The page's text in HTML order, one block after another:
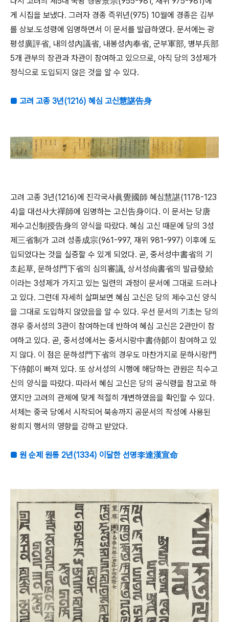
게 시집을 보냈다. 그러자 경종 즉위년(975) 10월에 경종은 김부
를 상보․도성령에 임명하면서 이 문서를 발급하였다. 문서에는 광
평성廣評省, 내의성內議省, 내봉성內奉省, 군부軍部, 병부兵部
5개 관부의 장관과 차관이 참여하고 있으므로, 아직 당의 3성제가
정식으로 도입되지 않은 것을 알 수 있다.
■ 고려 고종 3년(1216) 혜심 고신慧諶告身
고려 고종 3년(1216)에 진각국사眞覺國師 혜심慧諶(1178-123
4)을 대선사大禪師에 임명하는 고신告身이다. 이 문서는 당唐
제수고신制授告身의 양식을 따랐다. 혜심 고신 때문에 당의 3성
제三省制가 고려 성종成宗(961-997, 재위 981-997) 이후에 도
입되었다는 것을 실증할 수 있게 되었다. 곧, 중서성中書省의 기
초起草, 문하성門下省의 심의審議, 상서성尙書省의 발급發給
이라는 3성제가 가지고 있는 일련의 과정이 문서에 그대로 드러나
고 있다. 그런데 자세히 살펴보면 혜심 고신은 당의 제수고신 양식
을 그대로 도입하지 않았음을 알 수 있다. 우선 문서의 기초는 당의
경우 중서성의 3관이 참여하는데 반하여 혜심 고신은 2관만이 참
여하고 있다. 곧, 중서성에서는 중서시랑中書侍郞이 참여하고 있
지 않다. 이 점은 문하성門下省의 경우도 마찬가지로 문하시랑門
下侍郞이 빠져 있다. 또 상서성의 시행에 해당하는 관원은 칙수고
신의 양식을 따랐다. 따라서 혜심 고신은 당의 공식령을 참고로 하
였지만 고려의 관제에 맞게 적절히 개변하였음을 확인할 수 있다.
서체는 중국 당에서 시작되어 북송까지 공문서의 작성에 사용된
왕희지 행서의 영향을 강하고 받았다.
■ 원 순제 원통 2년(1334) 이달한 선명李達漢宣命